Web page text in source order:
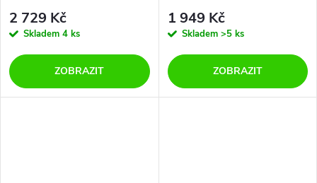
2 729 Kč
Skladem 4 ks
ZOBRAZIT
1 949 Kč
Skladem >5 ks
ZOBRAZIT